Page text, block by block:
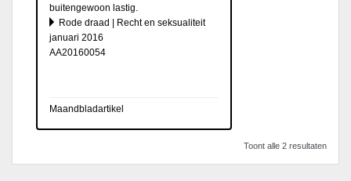
buitengewoon lastig.
Rode draad | Recht en seksualiteit
januari 2016
AA20160054
Maandbladartikel
Toont alle 2 resultaten